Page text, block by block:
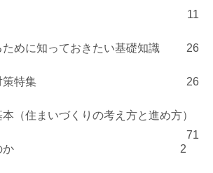
11
めに知っておきたい基礎知識 26
策特集 26
（住まいづくりの考え方と進め方）
71
か
2